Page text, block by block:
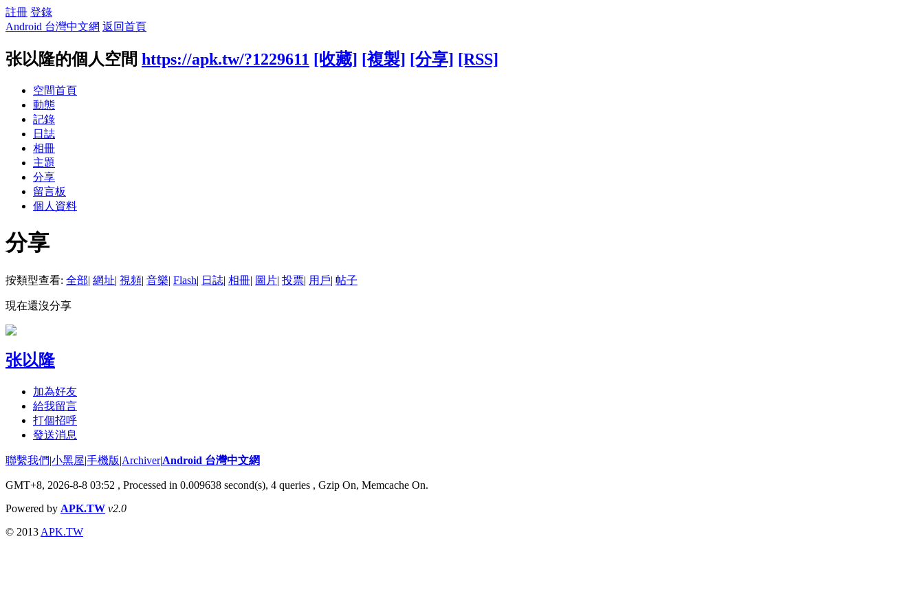
註冊 登錄
Android 台灣中文網 返回首頁
张以隆的個人空間 https://apk.tw/?1229611 [收藏] [複製] [分享] [RSS]
空間首頁
動態
記錄
日誌
相冊
主題
分享
留言板
個人資料
分享
按類型查看: 全部| 網址| 視頻| 音樂| Flash| 日誌| 相冊| 圖片| 投票| 用戶| 帖子
現在還沒分享
张以隆
加為好友
給我留言
打個招呼
發送消息
聯繫我們|小黑屋|手機版|Archiver|Android 台灣中文網
GMT+8, 2026-8-8 03:52 , Processed in 0.009638 second(s), 4 queries , Gzip On, Memcache On.
Powered by APK.TW v2.0
© 2013 APK.TW